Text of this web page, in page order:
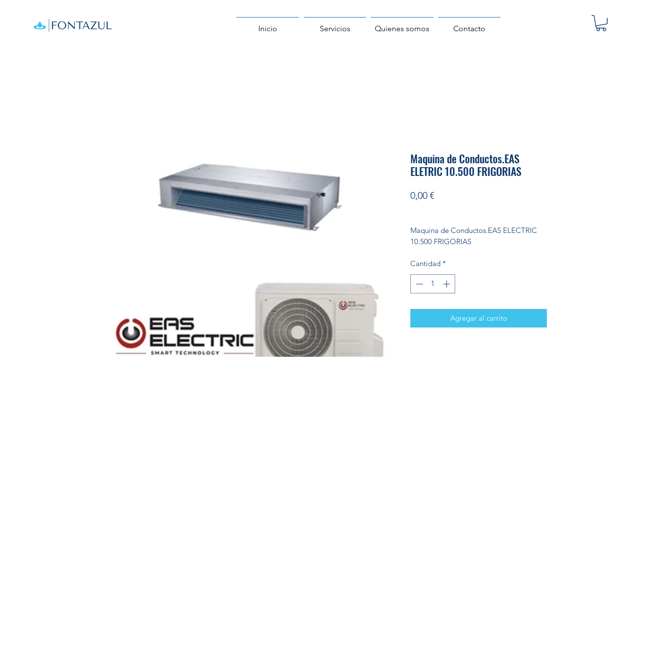
Inicio Servicios Quienes somos Contacto
Maquina de Conductos.EAS
ELETRIC 10.500 FRIGORIAS
0,00 €Precio
Maquina de Conductos.EAS ELECTRIC
10.500 FRIGORIAS
Cantidad *
Agregar al carrito